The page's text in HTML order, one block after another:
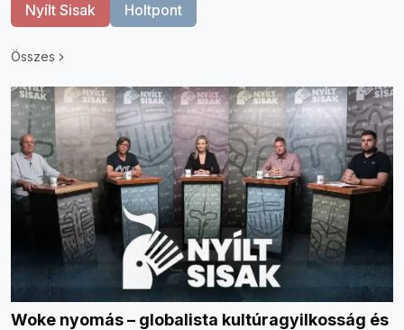
Nyílt Sisak Holtpont
Összes
Woke nyomás – globalista kultúragyilkosság és